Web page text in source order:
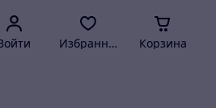
Избранное Корзина